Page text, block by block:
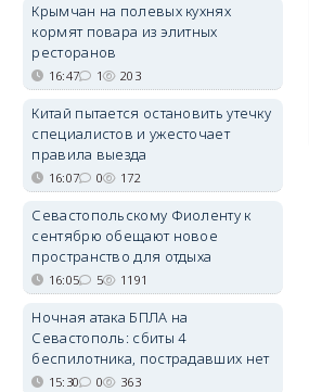
Крымчан на полевых кухнях
кормят повара из элитных
ресторанов
16:47 1 203
Китай пытается остановить утечку
специалистов и ужесточает
правила выезда
16:07 0 172
Севастопольскому Фиоленту к
сентябрю обещают новое
пространство для отдыха
16:05 5 1191
Ночная атака БПЛА на
Севастополь: сбиты 4
беспилотника, пострадавших нет
15:30 0 363